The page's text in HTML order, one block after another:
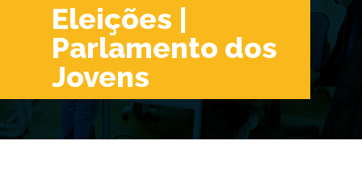
Eleições |
Parlamento dos
Jovens